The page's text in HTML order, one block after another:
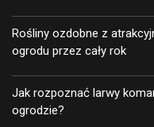
Rośliny ozdobne z
ogrodu przez cały rok
Jak rozpoznać larwy
ogrodzie?